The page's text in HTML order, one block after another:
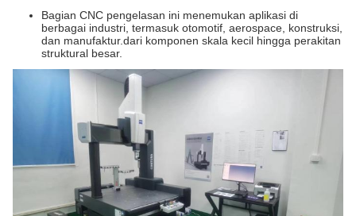
Bagian CNC pengelasan ini menemukan aplikasi di
berbagai industri, termasuk otomotif, aerospace, konstruksi,
dan manufaktur.dari komponen skala kecil hingga perakitan
struktural besar.